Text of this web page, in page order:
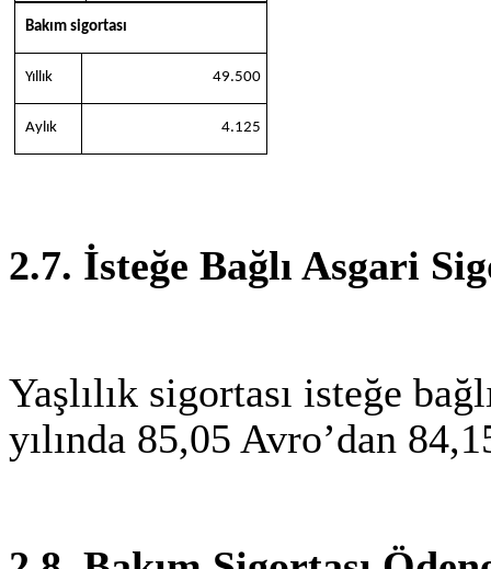
Bakım sigortası
Yıllık 49.500
Aylık 4.125
2.7. İsteğe Bağlı Asgari
Yaşlılık sigortası isteğe
yılında 85,05 Avro’dan